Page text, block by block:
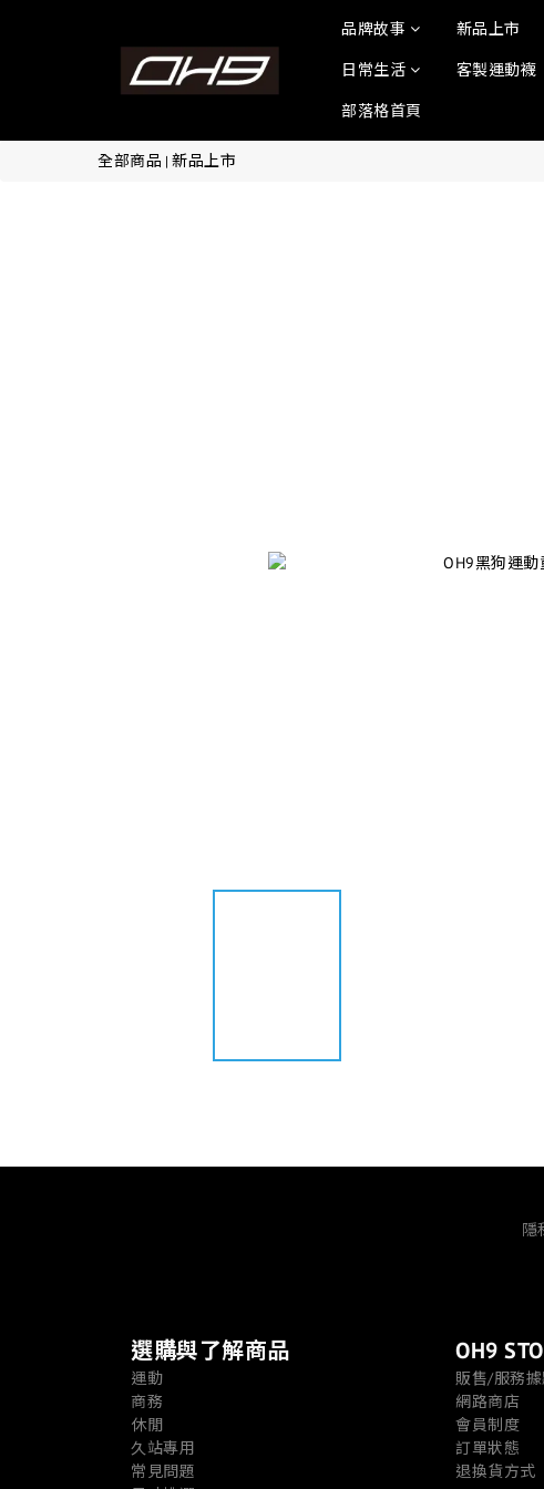
品牌故事 新品上市
日常生活 客製運動襪
部落格首頁
全部商品 | 新品上市
隱
選購與了解商品
運動
商務
休閒
久站專用
常見問題
OH9
販售/服務
網路商店
會員制度
訂單狀態
退換貨方式